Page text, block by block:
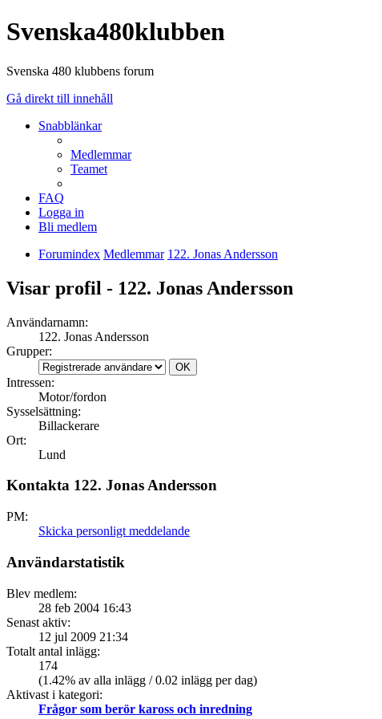
Svenska480klubben
Svenska 480 klubbens forum
Gå direkt till innehåll
Snabblänkar
Medlemmar
Teamet
FAQ
Logga in
Bli medlem
Forumindex Medlemmar 122. Jonas Andersson
Visar profil - 122. Jonas Andersson
Användarnamn:
122. Jonas Andersson
Grupper:
Intressen:
Motor/fordon
Sysselsättning:
Billackerare
Ort:
Lund
Kontakta 122. Jonas Andersson
PM:
Skicka personligt meddelande
Användarstatistik
Blev medlem:
28 feb 2004 16:43
Senast aktiv:
12 jul 2009 21:34
Totalt antal inlägg:
174
(1.42% av alla inlägg / 0.02 inlägg per dag)
Aktivast i kategori:
Frågor som berör kaross och inredning